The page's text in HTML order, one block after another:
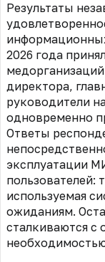
Результаты
2026 года
директора,
руководители
одновременно
Ответы
эксплуатации
пользователей:
используемая
ожиданиям.
сталкиваются с